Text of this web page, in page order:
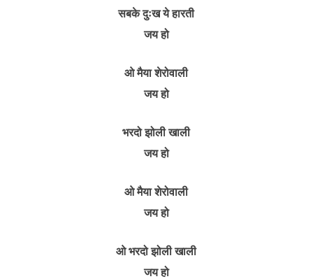
सबके दुःख ये हारती
जय हो
ओ मैया शेरोवाली
जय हो
भरदो झोली खाली
जय हो
ओ मैया शेरोवाली
जय हो
ओ भरदो झोली खाली
जय हो